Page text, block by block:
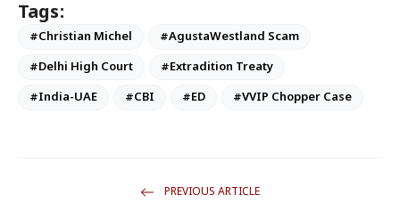
Tags:
#Christian Michel
#AgustaWestland Scam
#Delhi High Court
#Extradition Treaty
#India-UAE
#CBI #ED #VVIP Chopper Case
PREVIOUS ARTICLE